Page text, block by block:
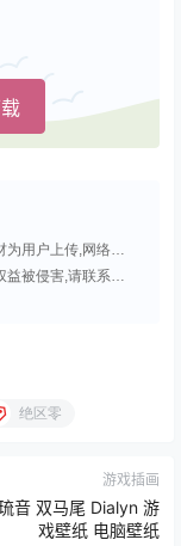
超清原图;
站内所有素材为用户上传,网络分享或原创,请勿用于商业用途;
若发现您的权益被侵害,请联系QQ1815919191,我们尽快处理.
绝区零
游戏插画
音 双马尾 Dialyn 游
戏壁纸 电脑壁纸